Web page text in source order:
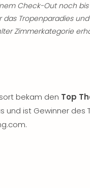
Check-Out noch bis
Tropenparadies und
Zimmerkategorie
bekam den Top
und ist Gewinner des